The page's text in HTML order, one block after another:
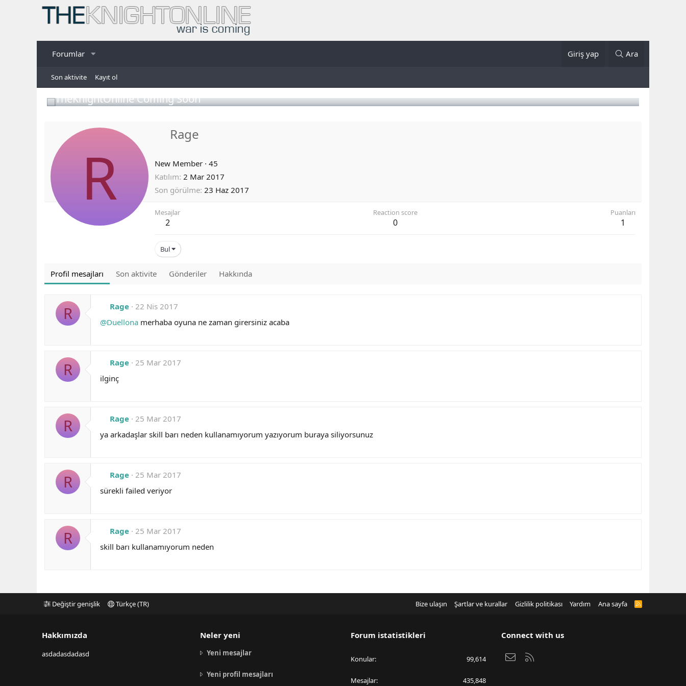
Forumlar Giriş yap Ara
Son aktivite Kayıt ol
TheKnightOnline Coming Soon
R
Rage
New Member · 45
Katılım 2 Mar 2017
Son görülme 23 Haz 2017
Mesajlar
2
Reaction score
0
Puanları
1
Bul
Profil mesajları Son aktivite Gönderiler Hakkında
R Rage
22 Nis 2017
@Duellona merhaba oyuna ne zaman girersiniz acaba
R Rage
25 Mar 2017
ilginç
R Rage
25 Mar 2017
ya arkadaşlar skill barı neden kullanamıyorum yazıyorum buraya siliyorsunuz
R Rage
25 Mar 2017
sürekli failed veriyor
R Rage
25 Mar 2017
skill barı kullanamıyorum neden
Değiştir genişlik Türkçe (TR) Bize ulaşın Şartlar ve kurallar Gizlilik politikası Yardım Ana sayfa
R
Hakkımızda
asdadasdadasd
Neler yeni
Yeni mesajlar
Yeni profil mesajları
Forum istatistikleri
Konular 99,614
Mesajlar 435,848
Connect with us
Bize ulaşın